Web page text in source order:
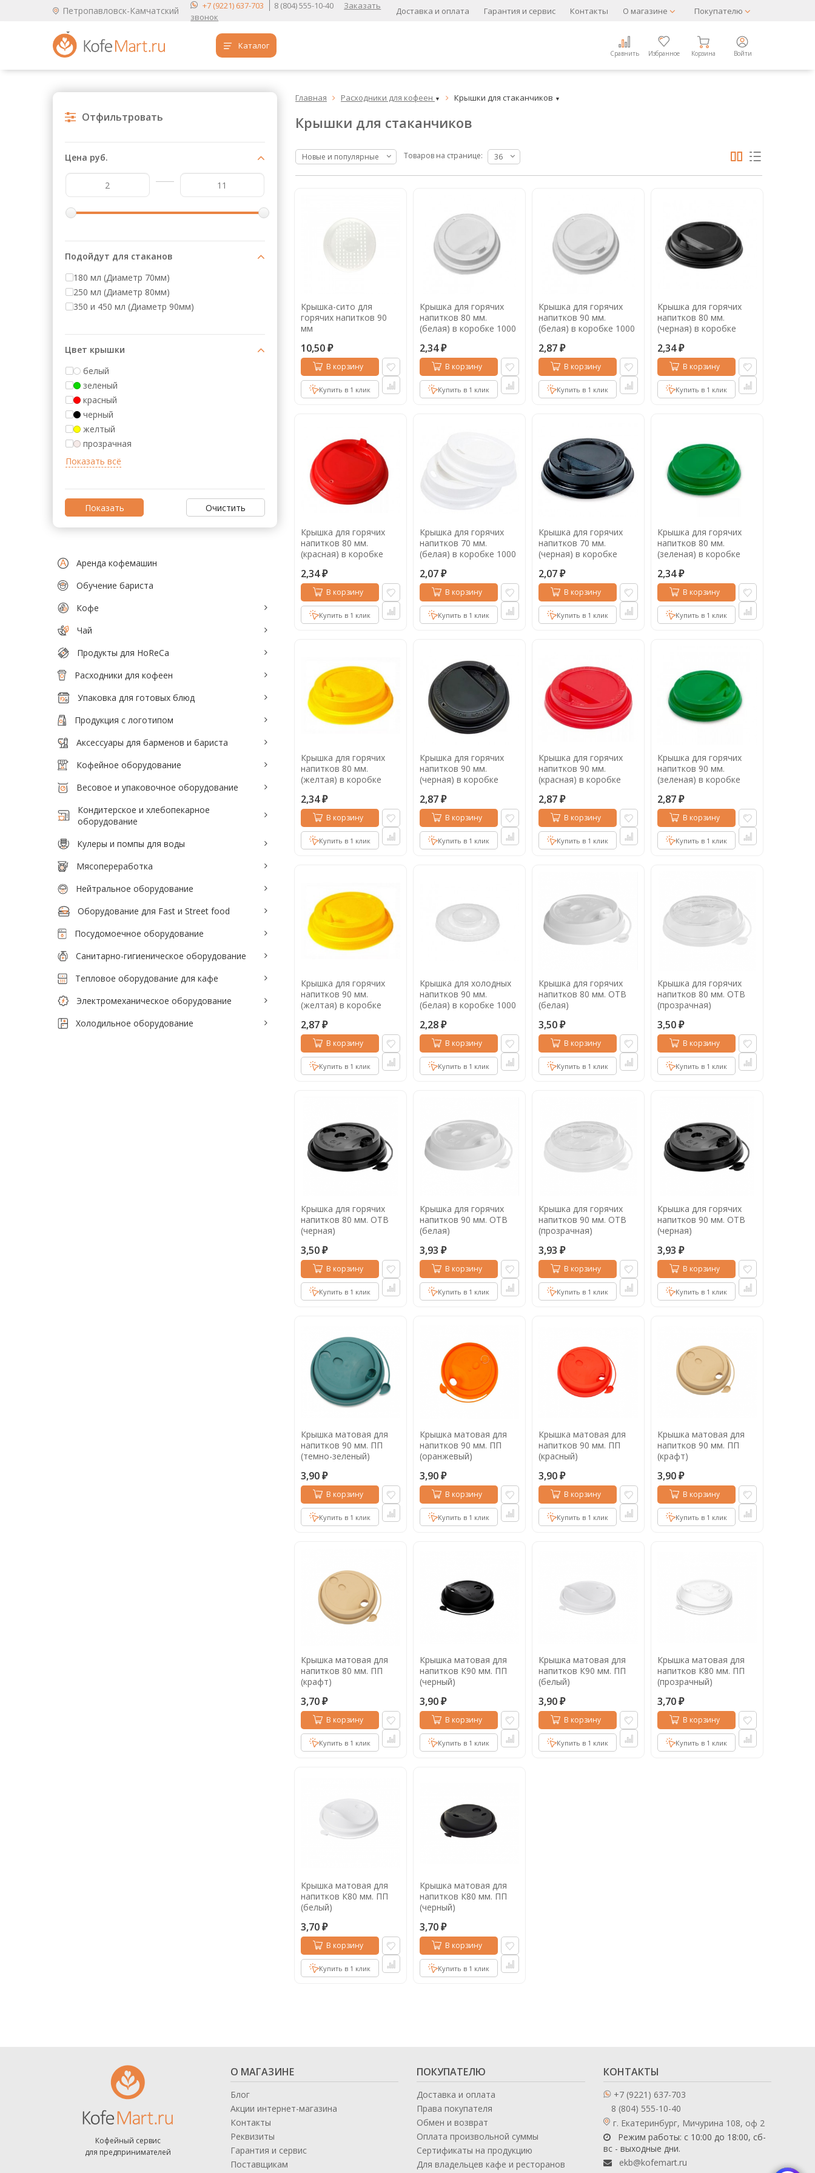
Петропавловск-Камчатский +7 (9221) 637-703 8 (804) 555-10-40
Заказать
звонок
Доставка и оплата Гарантия и сервис Контакты О магазине Покупателю
Каталог
Сравнить Избранное Корзина Войти
Кофе
Продукты для HoReCa
Расходники для кофеен
Аксессуары для барменов и бариста
Кофейное оборудование
Кондитерское и хлебопекарное
Кулеры и помпы для воды
Мясопереработка
Нейтральное оборудование
Оборудование для Fast и Street food
Посудомоечное оборудование
Санитарно-гигиеническое
Кофе в зернах свежей обжарки
Кофе в зернах хит
Кофе в зернах свежей обжарки
Кофе в дрип пакетах
Кофе без кофеина
Кофе для вендинга
Кофе сублимированный
Главная  Расходники для кофеен ▼  Крышки для стаканчиков ▼
Крышки для стаканчиков
Новые и популярные Товаров на странице: 36
Крышка-сито для
горячих напитков 90
мм
10,50 ₽
В корзину
Купить в 1 клик
Крышка для горячих
напитков 80 мм.
(белая) в коробке 1000
2,34 ₽
В корзину
Купить в 1 клик
Крышка для горячих
напитков 90 мм.
(белая) в коробке 1000
2,87 ₽
В корзину
Купить в 1 клик
Крышка для горячих
напитков 80 мм.
(черная) в коробке
2,34 ₽
В корзину
Купить в 1 клик
Крышка для горячих
напитков 80 мм.
(красная) в коробке
2,34 ₽
В корзину
Купить в 1 клик
Крышка для горячих
напитков 70 мм.
(белая) в коробке 1000
2,07 ₽
В корзину
Купить в 1 клик
Крышка для горячих
напитков 70 мм.
(черная) в коробке
2,07 ₽
В корзину
Купить в 1 клик
Крышка для горячих
напитков 80 мм.
(зеленая) в коробке
2,34 ₽
В корзину
Купить в 1 клик
Крышка для горячих
напитков 80 мм.
(желтая) в коробке
2,34 ₽
В корзину
Купить в 1 клик
Крышка для горячих
напитков 90 мм.
(черная) в коробке
2,87 ₽
В корзину
Купить в 1 клик
Крышка для горячих
напитков 90 мм.
(красная) в коробке
2,87 ₽
В корзину
Купить в 1 клик
Крышка для горячих
напитков 90 мм.
(зеленая) в коробке
2,87 ₽
В корзину
Купить в 1 клик
Крышка для горячих
напитков 90 мм.
(желтая) в коробке
2,87 ₽
В корзину
Купить в 1 клик
Крышка для холодных
напитков 90 мм.
(белая) в коробке 1000
2,28 ₽
В корзину
Купить в 1 клик
Крышка для горячих
напитков 80 мм. ОТВ
(белая)
3,50 ₽
В корзину
Купить в 1 клик
Крышка для горячих
напитков 80 мм. ОТВ
(прозрачная)
3,50 ₽
В корзину
Купить в 1 клик
Крышка для горячих
напитков 80 мм. ОТВ
(черная)
3,50 ₽
В корзину
Купить в 1 клик
Крышка для горячих
напитков 90 мм. ОТВ
(белая)
3,93 ₽
В корзину
Купить в 1 клик
Крышка для горячих
напитков 90 мм. ОТВ
(прозрачная)
3,93 ₽
В корзину
Купить в 1 клик
Крышка для горячих
напитков 90 мм. ОТВ
(черная)
3,93 ₽
В корзину
Купить в 1 клик
Крышка матовая для
напитков 90 мм. ПП
(темно-зеленый)
3,90 ₽
В корзину
Купить в 1 клик
Крышка матовая для
напитков 90 мм. ПП
(оранжевый)
3,90 ₽
В корзину
Купить в 1 клик
Крышка матовая для
напитков 90 мм. ПП
(красный)
3,90 ₽
В корзину
Купить в 1 клик
Крышка матовая для
напитков 90 мм. ПП
(крафт)
3,90 ₽
В корзину
Купить в 1 клик
Крышка матовая для
напитков 80 мм. ПП
(крафт)
3,70 ₽
В корзину
Купить в 1 клик
Крышка матовая для
напитков К90 мм. ПП
(черный)
3,90 ₽
В корзину
Купить в 1 клик
Крышка матовая для
напитков К90 мм. ПП
(белый)
3,90 ₽
В корзину
Купить в 1 клик
Крышка матовая для
напитков К80 мм. ПП
(прозрачный)
3,70 ₽
В корзину
Купить в 1 клик
Крышка матовая для
напитков К80 мм. ПП
(белый)
3,70 ₽
В корзину
Купить в 1 клик
Крышка матовая для
напитков К80 мм. ПП
(черный)
3,70 ₽
В корзину
Купить в 1 клик
Отфильтровать
Цена руб.
Подойдут для стаканов
180 мл (Диаметр 70мм)
250 мл (Диаметр 80мм)
350 и 450 мл (Диаметр 90мм)
Цвет крышки
белый
зеленый
красный
черный
желтый
прозрачная
Очистить
Аренда кофемашин
Обучение бариста
Кофе
Чай
Продукты для HoReCa
Расходники для кофеен
Упаковка для готовых блюд
Продукция с логотипом
Аксессуары для барменов и бариста
Кофейное оборудование
Весовое и упаковочное оборудование
Кондитерское и хлебопекарное
оборудование
Кулеры и помпы для воды
Мясопереработка
Нейтральное оборудование
Оборудование для Fast и Street food
Посудомоечное оборудование
Санитарно-гигиеническое оборудование
Тепловое оборудование для кафе
Электромеханическое оборудование
Холодильное оборудование
Кофейный сервис
для предпринимателей
О МАГАЗИНЕ
Блог
Акции интернет-магазина
Контакты
Реквизиты
Гарантия и сервис
Поставщикам
ПОКУПАТЕЛЮ
Доставка и оплата
Права покупателя
Обмен и возврат
Оплата произвольной суммы
Сертификаты на продукцию
Для владельцев кафе и ресторанов
КОНТАКТЫ
+7 (9221) 637-703
8 (804) 555-10-40
г. Екатеринбург, Мичурина 108, оф 2
Режим работы: с 10:00 до 18:00, сб-
вс - выходные дни.
ekb@kofemart.ru